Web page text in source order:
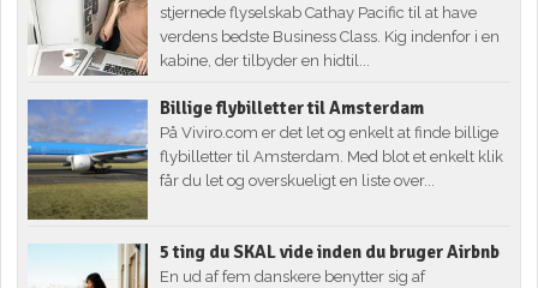
stjernede flyselskab Cathay Pacific til at have
verdens bedste Business Class. Kig indenfor i en
kabine, der tilbyder en hidtil...
Billige flybilletter til Amsterdam
På Viviro.com er det let og enkelt at finde billige
flybilletter til Amsterdam. Med blot et enkelt klik
får du let og overskueligt en liste over...
5 ting du SKAL vide inden du bruger Airbnb
En ud af fem danskere benytter sig af